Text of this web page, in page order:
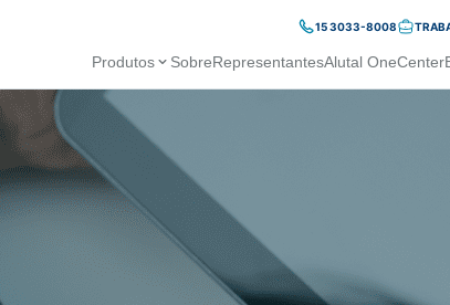
15 3033-8008
Produtos SobreRepresentantesAlutal OneCenter